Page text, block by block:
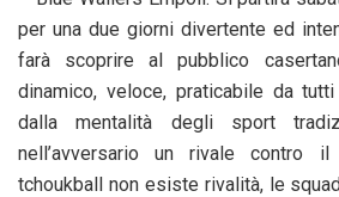
per una due giorni divertente ed
farà scoprire al pubblico
dinamico, veloce, praticabile da
dalla mentalità degli sport
nell’avversario un rivale contro
tchoukball non esiste rivalità, le